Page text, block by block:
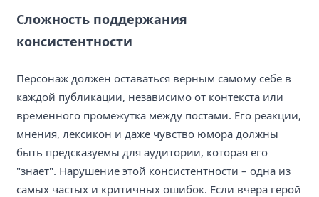
Сложность поддержания
консистентности
Персонаж должен оставаться верным самому себе в
каждой публикации, независимо от контекста или
временного промежутка между постами. Его реакции,
мнения, лексикон и даже чувство юмора должны
быть предсказуемы для аудитории, которая его
"знает". Нарушение этой консистентности – одна из
самых частых и критичных ошибок. Если вчера герой